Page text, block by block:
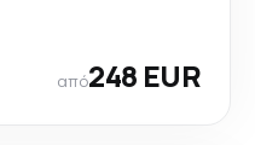
από248 EUR